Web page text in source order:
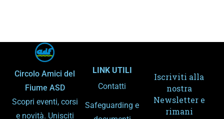
Circolo Amici del
Fiume ASD
Scopri eventi, corsi
e novità. Unisciti
LINK UTILI
Contatti
Safeguarding e
Iscriviti alla
nostra
Newsletter e
rimani